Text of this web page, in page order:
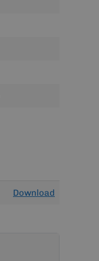
Download